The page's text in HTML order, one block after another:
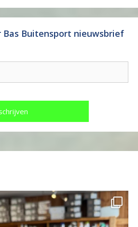
Bas Buitensport nieuwsbrief